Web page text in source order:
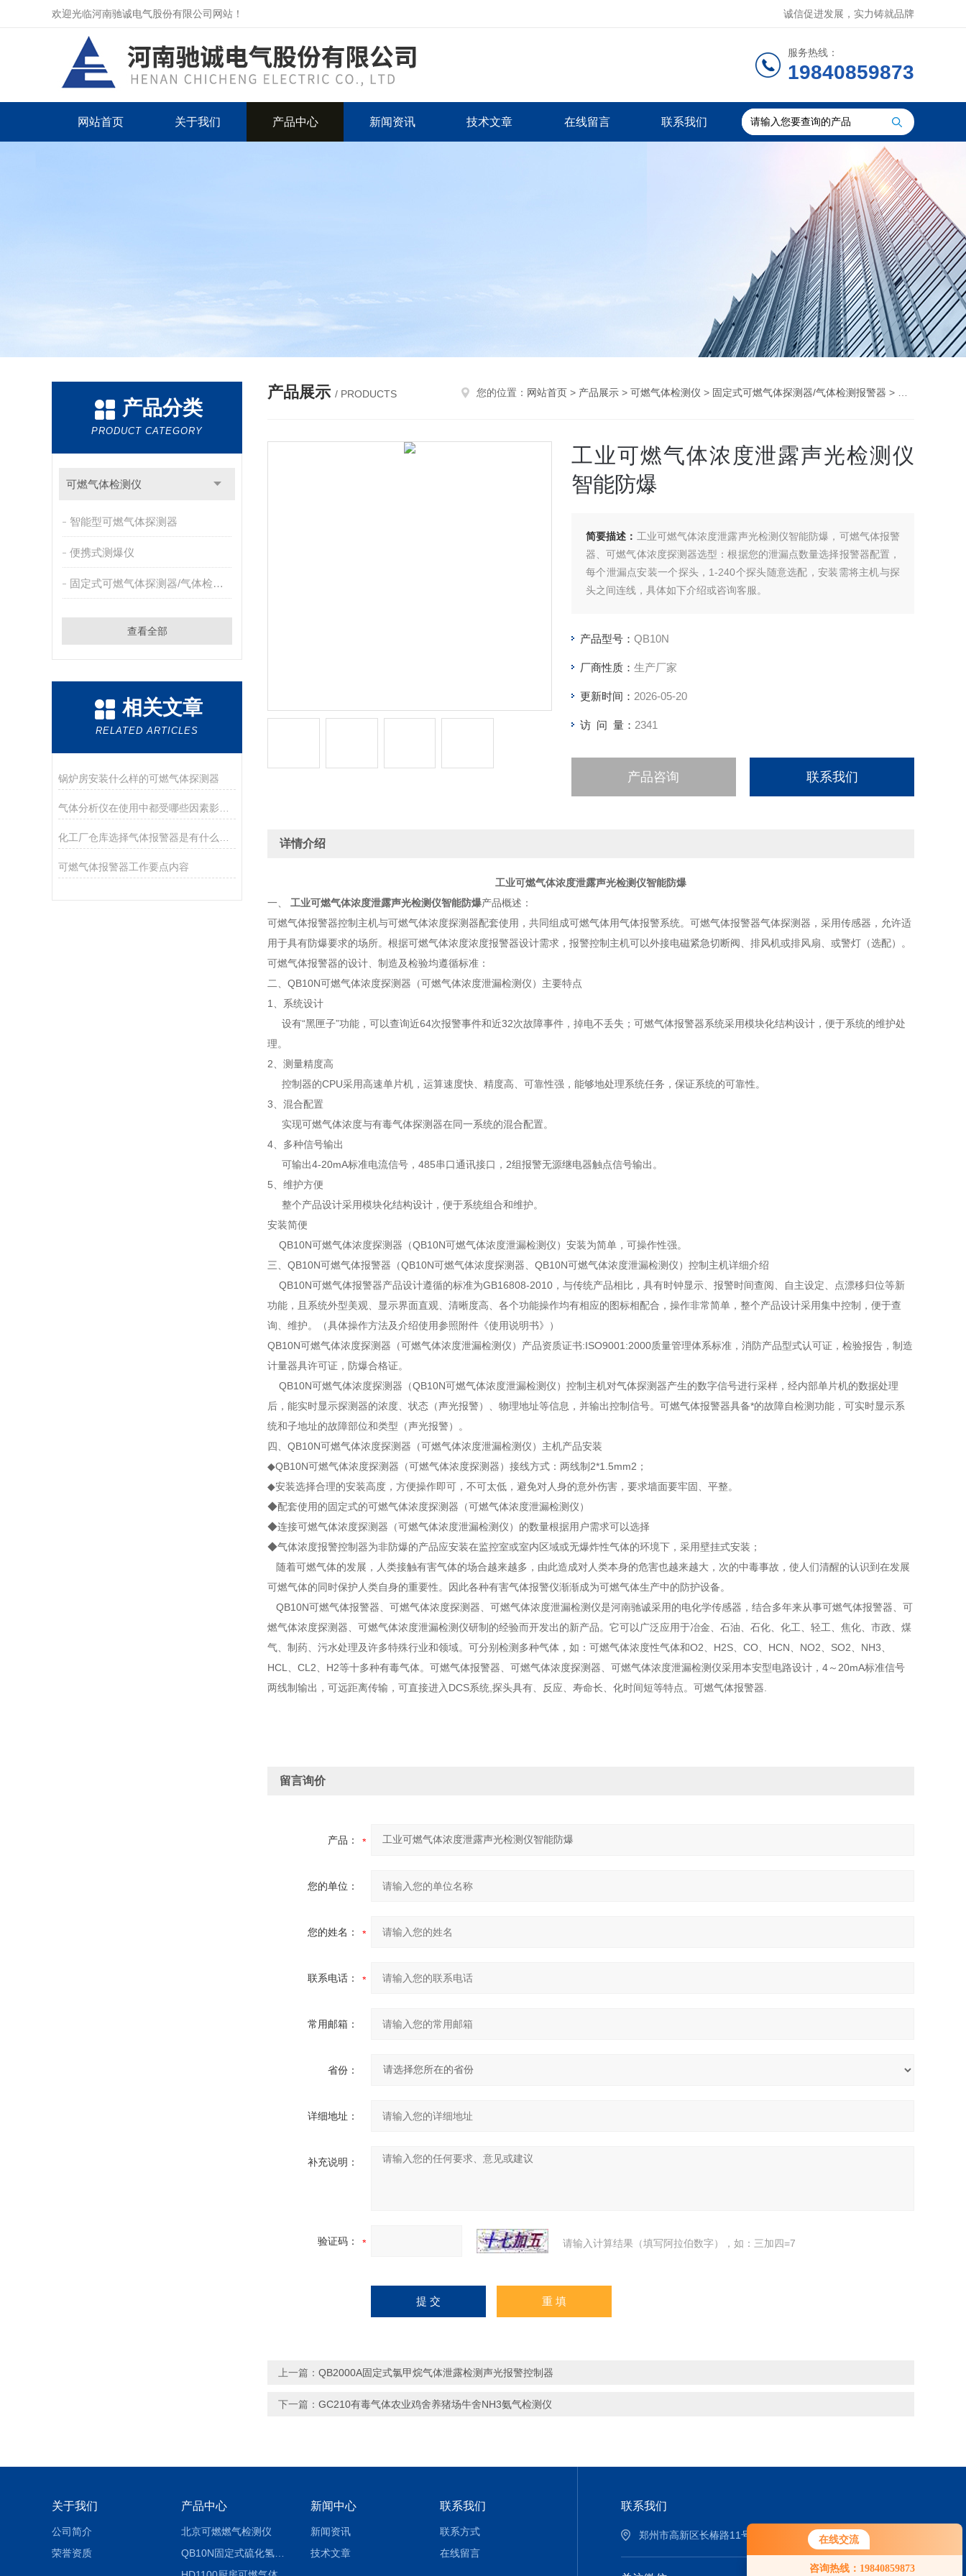
在线交流
咨询热线：19840859873
您好！欢迎前来咨询，很高兴为您
欢迎光临河南驰诚电气股份有限公司网站！ 诚信促进发展，实力铸就品牌
服务热线：
19840859873
网站首页 关于我们 产品中心 新闻资讯 技术文章 在线留言 联系我们
产品分类
PRODUCT CATEGORY
可燃气体检测仪
智能型可燃气体探测器
便携式测爆仪
固定式可燃气体探测器/气体检测报警器
查看全部
相关文章
RELATED ARTICLES
锅炉房安装什么样的可燃气体探测器
可燃气体报警器工作要点内容
产品展示 / PRODUCTS 您的位置： 网站首页 > 产品展示 > 可燃气体检测仪 > 固定式可燃气体探测器/气体检测报警器 > QB10N工业可燃气体浓度泄露声光检测仪智能防爆
工业可燃气体浓度泄露声光检测仪
智能防爆
简要描述： 工业可燃气体浓度泄露声光检测仪智能防爆，可燃气体报警
器、可燃气体浓度探测器选型：根据您的泄漏点数量选择报警器配置，
每个泄漏点安装一个探头，1-240个探头随意选配，安装需将主机与探
头之间连线，具体如下介绍或咨询客服。
产品型号： QB10N
厂商性质： 生产厂家
更新时间： 2026-05-20
访 问 量： 2341
产品咨询 联系我们
详情介绍
工业可燃气体浓度泄露声光检测仪智能防爆
一、 工业可燃气体浓度泄露声光检测仪智能防爆产品概述：
可燃气体报警器控制主机与可燃气体浓度探测器配套使用，共同组成可燃气体用气体报警系统。可燃气体报警器气体探测器，采用传感器，允许适
用于具有防爆要求的场所。根据可燃气体浓度浓度报警器设计需求，报警控制主机可以外接电磁紧急切断阀、排风机或排风扇、或警灯（选配）。
可燃气体报警器的设计、制造及检验均遵循标准：
二、QB10N可燃气体浓度探测器（可燃气体浓度泄漏检测仪）主要特点
1、系统设计
设有“黑匣子”功能，可以查询近64次报警事件和近32次故障事件，掉电不丢失；可燃气体报警器系统采用模块化结构设计，便于系统的维护处
理。
2、测量精度高
控制器的CPU采用高速单片机，运算速度快、精度高、可靠性强，能够地处理系统任务，保证系统的可靠性。
3、混合配置
实现可燃气体浓度与有毒气体探测器在同一系统的混合配置。
4、多种信号输出
可输出4-20mA标准电流信号，485串口通讯接口，2组报警无源继电器触点信号输出。
5、维护方便
整个产品设计采用模块化结构设计，便于系统组合和维护。
安装简便
QB10N可燃气体浓度探测器（QB10N可燃气体浓度泄漏检测仪）安装为简单，可操作性强。
三、QB10N可燃气体报警器（QB10N可燃气体浓度探测器、QB10N可燃气体浓度泄漏检测仪）控制主机详细介绍
QB10N可燃气体报警器产品设计遵循的标准为GB16808-2010，与传统产品相比，具有时钟显示、报警时间查阅、自主设定、点漂移归位等新
功能，且系统外型美观、显示界面直观、清晰度高、各个功能操作均有相应的图标相配合，操作非常简单，整个产品设计采用集中控制，便于查
询、维护。（具体操作方法及介绍使用参照附件《使用说明书》）
QB10N可燃气体浓度探测器（可燃气体浓度泄漏检测仪）产品资质证书:ISO9001:2000质量管理体系标准，消防产品型式认可证，检验报告，制造
计量器具许可证，防爆合格证。
QB10N可燃气体浓度探测器（QB10N可燃气体浓度泄漏检测仪）控制主机对气体探测器产生的数字信号进行采样，经内部单片机的数据处理
后，能实时显示探测器的浓度、状态（声光报警）、物理地址等信息，并输出控制信号。可燃气体报警器具备*的故障自检测功能，可实时显示系
统和子地址的故障部位和类型（声光报警）。
四、QB10N可燃气体浓度探测器（可燃气体浓度泄漏检测仪）主机产品安装
◆QB10N可燃气体浓度探测器（可燃气体浓度探测器）接线方式：两线制2*1.5mm2；
◆安装选择合理的安装高度，方便操作即可，不可太低，避免对人身的意外伤害，要求墙面要牢固、平整。
◆配套使用的固定式的可燃气体浓度探测器（可燃气体浓度泄漏检测仪）
◆连接可燃气体浓度探测器（可燃气体浓度泄漏检测仪）的数量根据用户需求可以选择
◆气体浓度报警控制器为非防爆的产品应安装在监控室或室内区域或无爆炸性气体的环境下，采用壁挂式安装；
随着可燃气体的发展，人类接触有害气体的场合越来越多，由此造成对人类本身的危害也越来越大，次的中毒事故，使人们清醒的认识到在发展
可燃气体的同时保护人类自身的重要性。因此各种有害气体报警仪渐渐成为可燃气体生产中的防护设备。
QB10N可燃气体报警器、可燃气体浓度探测器、可燃气体浓度泄漏检测仪是河南驰诚采用的电化学传感器，结合多年来从事可燃气体报警器、可
燃气体浓度探测器、可燃气体浓度泄漏检测仪研制的经验而开发出的新产品。它可以广泛应用于冶金、石油、石化、化工、轻工、焦化、市政、煤
气、制药、污水处理及许多特殊行业和领域。可分别检测多种气体，如：可燃气体浓度性气体和O2、H2S、CO、HCN、NO2、SO2、NH3、
HCL、CL2、H2等十多种有毒气体。可燃气体报警器、可燃气体浓度探测器、可燃气体浓度泄漏检测仪采用本安型电路设计，4～20mA标准信号
两线制输出，可远距离传输，可直接进入DCS系统,探头具有、反应、寿命长、化时间短等特点。可燃气体报警器.
留言询价
产品：
您的单位：
您的姓名：
联系电话：
常用邮箱：
省份：
详细地址：
补充说明：
验证码： 请输入计算结果（填写阿拉伯数字），如：三加四=7
上一篇： QB2000A固定式氯甲烷气体泄露检测声光报警控制器
下一篇： GC210有毒气体农业鸡舍养猪场牛舍NH3氨气检测仪
关于我们
公司简介
荣誉资质
产品中心
北京可燃燃气检测仪
QB10N固定式硫化氢气体检测仪H2S气体泄漏探头
新闻中心
新闻资讯
技术文章
联系我们
联系方式
在线留言
联系我们
郑州市高新区长椿路11号2号厂房